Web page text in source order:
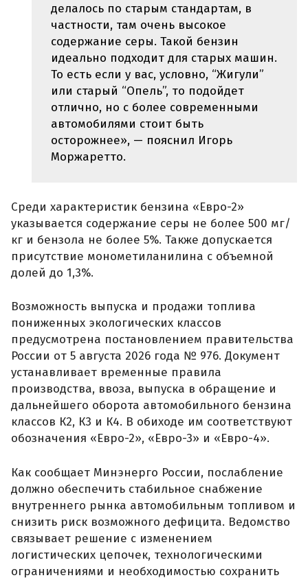
делалось по старым стандартам, в
частности, там очень высокое
содержание серы. Такой бензин
идеально подходит для старых машин.
То есть если у вас, условно, “Жигули”
или старый “Опель”, то подойдет
отлично, но с более современными
автомобилями стоит быть
осторожнее», — пояснил Игорь
Моржаретто.
Среди характеристик бензина «Евро-2»
указывается содержание серы не более 500 мг/
кг и бензола не более 5%. Также допускается
присутствие монометиланилина с объемной
долей до 1,3%.
Возможность выпуска и продажи топлива
пониженных экологических классов
предусмотрена постановлением правительства
России от 5 августа 2026 года № 976. Документ
устанавливает временные правила
производства, ввоза, выпуска в обращение и
дальнейшего оборота автомобильного бензина
классов К2, К3 и К4. В обиходе им соответствуют
обозначения «Евро-2», «Евро-3» и «Евро-4».
Как сообщает Минэнерго России, послабление
должно обеспечить стабильное снабжение
внутреннего рынка автомобильным топливом и
снизить риск возможного дефицита. Ведомство
связывает решение с изменением
логистических цепочек, технологическими
ограничениями и необходимостью сохранить